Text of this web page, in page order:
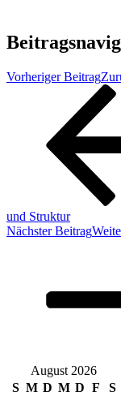
Vorheriger Beitrag
und Struktur
Nächster Beitrag
August 2026
S M D M D F
S